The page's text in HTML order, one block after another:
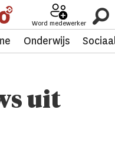
Word medewerker
Onderwijs
uit